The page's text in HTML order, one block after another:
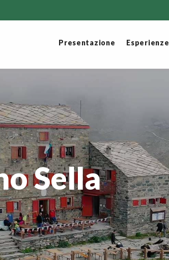
Presentazione Esperienze
Sella